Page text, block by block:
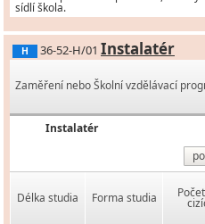
sídlí škola.
H 36-52-H/01 Instalatér
Zaměření nebo Školní vzdělávací
Instalatér
Délka studia Forma studia